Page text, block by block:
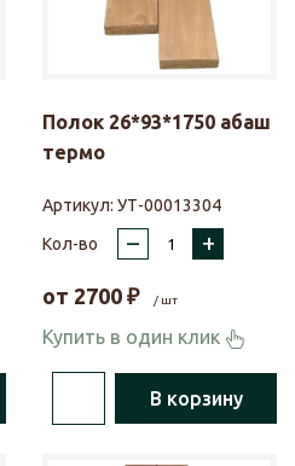
Полок 26*93*1750 абаш
термо
Артикул: УТ-00013304
Кол-во
– +
от 2700 ₽ / шт
Купить в один клик
В корзину